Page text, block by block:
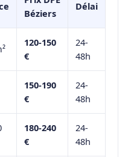
Béziers
Délai
120-150
€
24-
48h
150-190
€
24-
48h
180-240
€
24-
48h